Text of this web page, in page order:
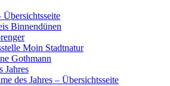
Übersichtsseite
Binnendünen
Moin Stadtnatur
Gothmann
Jahres
des Jahres – Übersichtsseite